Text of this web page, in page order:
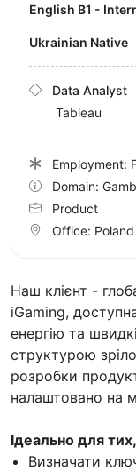
Наш клієнт -
iGaming,
енергію та
структурою
розробки
налаштовано на
Ідеально для
Визначати
English B1 -
Ukrainian Native
Data Analyst
Tableau
Employment:
Domain:
Product
Office: Poland